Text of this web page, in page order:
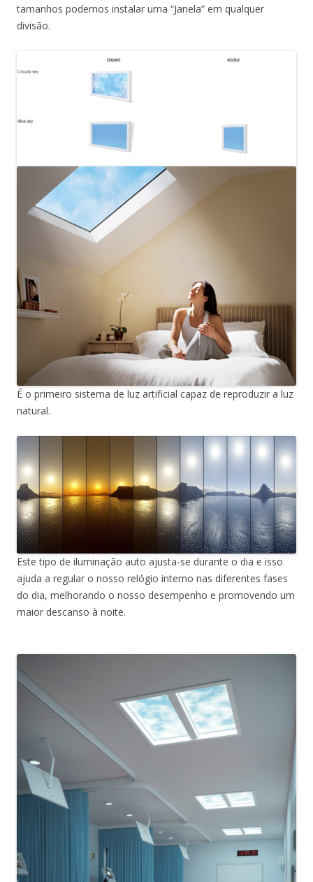
tamanhos podemos instalar uma “Janela” em qualquer
divisão.
É o primeiro sistema de luz artificial capaz de reproduzir a luz
natural.
Este tipo de iluminação auto ajusta-se durante o dia e isso
ajuda a regular o nosso relógio interno nas diferentes fases
do dia, melhorando o nosso desempenho e promovendo um
maior descanso à noite.